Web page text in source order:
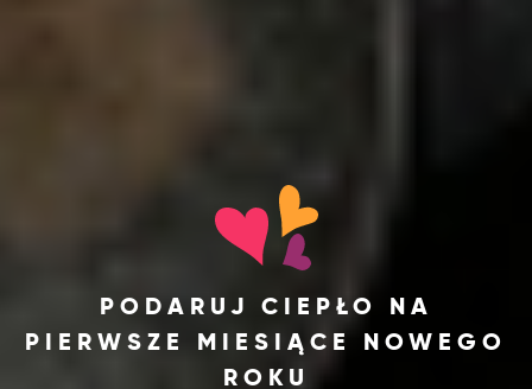
PODARUJ CIEPŁO NA
PIERWSZE MIESIĄCE NOWEGO
ROKU